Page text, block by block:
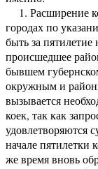
1. Расширение
городах по
быть за
происшедшее
бывшем
окружным и
вызывается
коек, так как
удовлетворяются
начале пятилетки
же время вновь